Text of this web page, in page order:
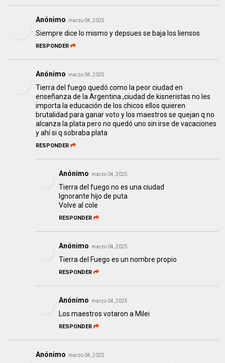
Anónimo marzo 04, 2025
Siempre dice lo mismo y depsues se baja los liensos
RESPONDER
Anónimo marzo 04, 2025
Tierra del fuego quedó como la peor ciudad en
enseñanza de la Argentina ,ciudad de kisneristas no les
importa la educación de los chicos ellos quieren
brutalidad para ganar voto y los maestros se quejan q no
alcanza la plata pero no quedó uno sin irse de vacaciones
y ahí si q sobraba plata
RESPONDER
Anónimo marzo 04, 2025
Tierra del fuego no es una ciudad
Ignorante hijo de puta
Volve al cole
RESPONDER
Anónimo marzo 04, 2025
Tierra del Fuego es un nombre propio
RESPONDER
Anónimo marzo 04, 2025
Los maestros votaron a Milei
RESPONDER
Anónimo marzo 04, 2025